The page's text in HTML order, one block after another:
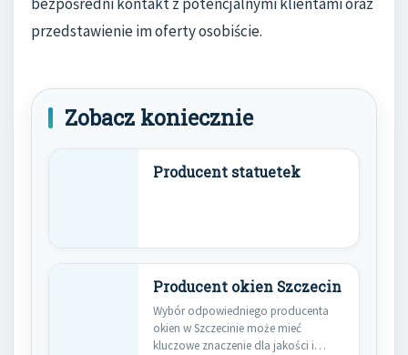
przedstawienie im oferty osobiście.
Zobacz koniecznie
Producent statuetek
Producent okien Szczecin
Wybór odpowiedniego producenta
okien w Szczecinie może mieć
kluczowe znaczenie dla jakości i